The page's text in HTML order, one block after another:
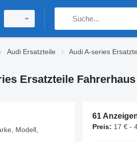
Audi Ersatzteile Audi A-series
Ersatzteile Fahrerhaus
Modell,
61
Preis: 17 € -